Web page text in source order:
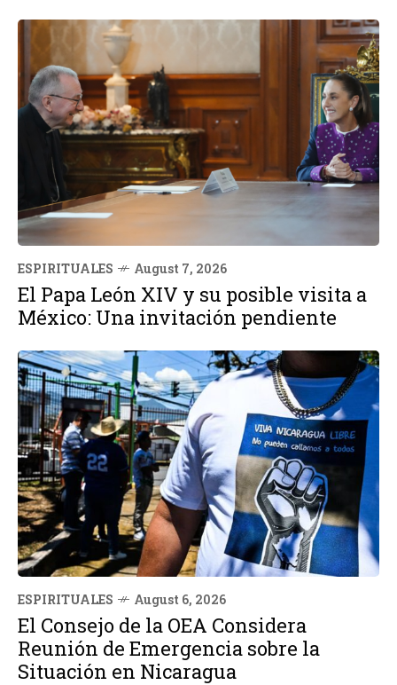
ESPIRITUALES August 7, 2026
El Papa León XIV y su posible visita a
México: Una invitación pendiente
ESPIRITUALES August 6, 2026
El Consejo de la OEA Considera
Reunión de Emergencia sobre la
Situación en Nicaragua